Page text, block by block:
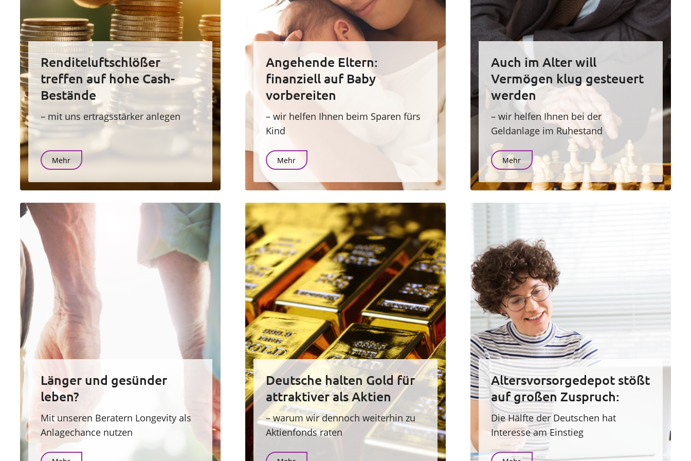
Renditeluftschlößer
treffen auf hohe Cash-
Bestände
– mit uns ertragsstärker anlegen
Mehr
Angehende Eltern:
finanziell auf Baby
vorbereiten
– wir helfen Ihnen beim Sparen fürs
Kind
Mehr
Auch im Alter will
Vermögen klug gesteuert
werden
– wir helfen Ihnen bei der
Geldanlage im Ruhestand
Mehr
Länger und gesünder
leben?
Mit unseren Beratern Longevity als
Anlagechance nutzen
Deutsche halten Gold für
attraktiver als Aktien
– warum wir dennoch weiterhin zu
Aktienfonds raten
Altersvorsorgedepot stößt
auf großen Zuspruch:
Die Hälfte der Deutschen hat
Interesse am Einstieg